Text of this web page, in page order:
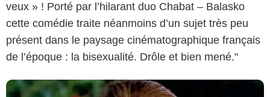
veux » ! Porté par l’hilarant duo Chabat – Balasko
cette comédie traite néanmoins d’un sujet très peu
présent dans le paysage cinématographique français
de l’époque : la bisexualité. Drôle et bien mené."